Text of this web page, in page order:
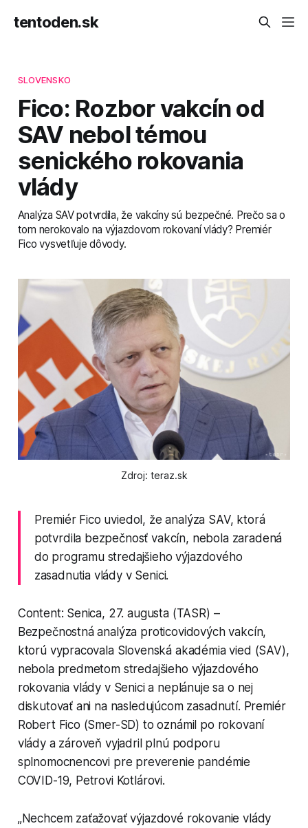
tentoden.sk
SLOVENSKO
Fico: Rozbor vakcín od
SAV nebol témou
senického rokovania
vlády
Analýza SAV potvrdila, že vakcíny sú bezpečné. Prečo sa o
tom nerokovalo na výjazdovom rokovaní vlády? Premiér
Fico vysvetľuje dôvody.
Zdroj: teraz.sk
Premiér Fico uviedol, že analýza SAV, ktorá
potvrdila bezpečnosť vakcín, nebola zaradená
do programu stredajšieho výjazdového
zasadnutia vlády v Senici.
Content: Senica, 27. augusta (TASR) –
Bezpečnostná analýza proticovidových vakcín,
ktorú vypracovala Slovenská akadémia vied (SAV),
nebola predmetom stredajšieho výjazdového
rokovania vlády v Senici a neplánuje sa o nej
diskutovať ani na nasledujúcom zasadnutí. Premiér
Robert Fico (Smer-SD) to oznámil po rokovaní
vlády a zároveň vyjadril plnú podporu
splnomocnencovi pre preverenie pandémie
COVID-19, Petrovi Kotlárovi.
„Nechcem zaťažovať výjazdové rokovanie vlády